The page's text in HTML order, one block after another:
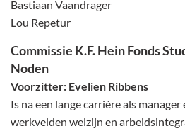
Bastiaan Vaandrager
Lou Repetur
Commissie K.F. Hein Fonds
Noden
Voorzitter: Evelien Ribbens
Is na een lange carrière als
werkvelden welzijn en